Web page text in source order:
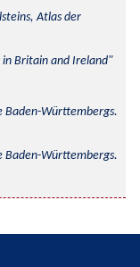
Atlas der
Britain and Ireland
Baden-Württembergs.
Baden-Württembergs.